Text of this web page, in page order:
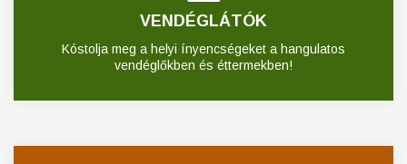
VENDÉGLÁTÓK
Kóstolja meg a helyi ínyencségeket a hangulatos
vendéglőkben és éttermekben!